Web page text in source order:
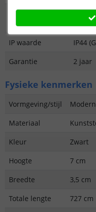
Aantal lampen in
set
25
IP waarde
IP44
Garantie
2 jaar
Fysieke kenmerken
Vormgeving/stijl
Modern
Materiaal
Kleur
Zwart
Hoogte
7 cm
Breedte
3,5 cm
Totale lengte
727 cm